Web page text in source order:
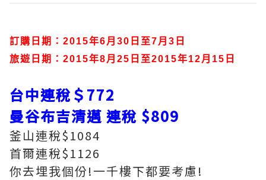
訂購日期：2015年6月30日至7月3日
旅遊日期：2015年8月25日至2015年12月15 日
台中連稅＄772
曼谷布吉清邁 連稅 $809
釜山連稅$1084
首爾連稅$1126
你去埋我個份!一千樓下都要考慮!